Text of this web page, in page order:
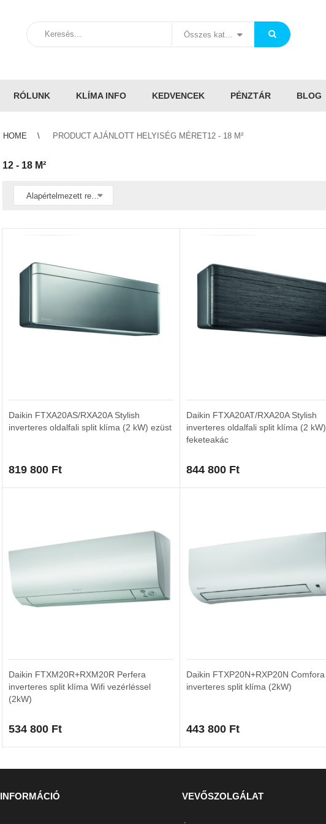
Összes kategória
RÓLUNK KLÍMA INFO KEDVENCEK PÉNZTÁR BLOG
HOME PRODUCT AJÁNLOTT HELYISÉG MÉRET12 - 18 M²
12 - 18 M²
Alapértelmezett rendezés
Daikin FTXA20AS/RXA20A Stylish
inverteres oldalfali split klíma (2 kW) ezüst
819 800 Ft
Daikin FTXA20AT/RXA20A Stylish
inverteres oldalfali split klíma (2 kW)
feketeakác
844 800 Ft
Daikin FTXM20R+RXM20R Perfera
inverteres split klíma Wifi vezérléssel
(2kW)
534 800 Ft
Daikin FTXP20N+RXP20N Comfora
inverteres split klíma (2kW)
443 800 Ft
INFORMÁCIÓ VEVŐSZOLGÁLAT